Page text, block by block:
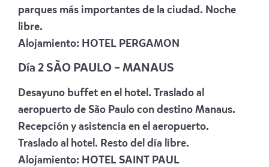
parques más importantes de la ciudad. Noche
libre.
Alojamiento: HOTEL PERGAMON
Día 2 SÃO PAULO – MANAUS
Desayuno buffet en el hotel. Traslado al
aeropuerto de São Paulo con destino Manaus.
Recepción y asistencia en el aeropuerto.
Traslado al hotel. Resto del día libre.
Alojamiento: HOTEL SAINT PAUL